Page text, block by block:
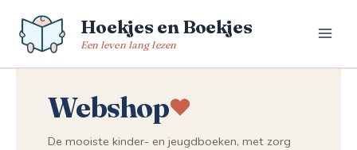
naar
Hoekjes en Boekjes
Een leven lang lezen
Webshop
De mooiste kinder- en jeugdboeken, met zorg